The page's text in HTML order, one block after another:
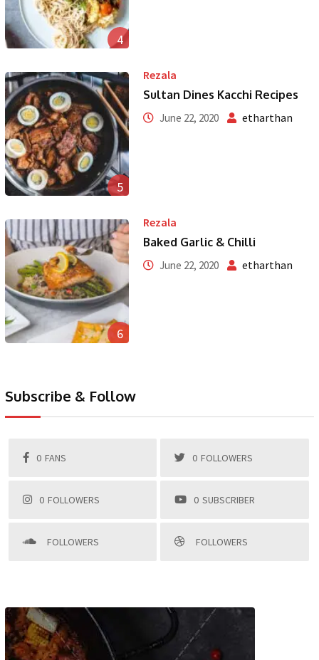
4
5
Rezala
Sultan Dines Kacchi Recipes
June 22, 2020 etharthan
6
Rezala
Baked Garlic & Chilli
June 22, 2020 etharthan
Subscribe & Follow
0 FANS 0 FOLLOWERS
0 FOLLOWERS 0 SUBSCRIBER
FOLLOWERS FOLLOWERS